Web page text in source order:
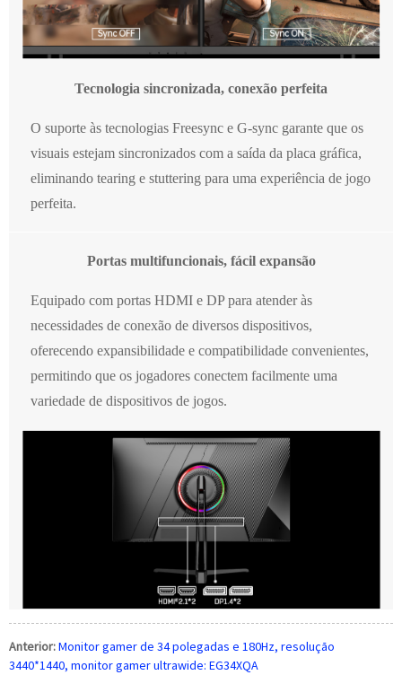
Tecnologia sincronizada, conexão perfeita
O suporte às tecnologias Freesync e G-sync garante que os
visuais estejam sincronizados com a saída da placa gráfica,
eliminando tearing e stuttering para uma experiência de jogo
perfeita.
Portas multifuncionais, fácil expansão
Equipado com portas HDMI e DP para atender às
necessidades de conexão de diversos dispositivos,
oferecendo expansibilidade e compatibilidade convenientes,
permitindo que os jogadores conectem facilmente uma
variedade de dispositivos de jogos.
Anterior:Monitor gamer de 34 polegadas e 180Hz, resolução
3440*1440, monitor gamer ultrawide: EG34XQA